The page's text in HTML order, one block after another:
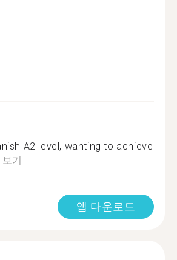
A2 level, wanting to achieve
보기
앱 다운로드